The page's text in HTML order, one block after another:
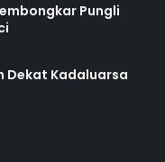
Pungli
Dekat Kadaluarsa